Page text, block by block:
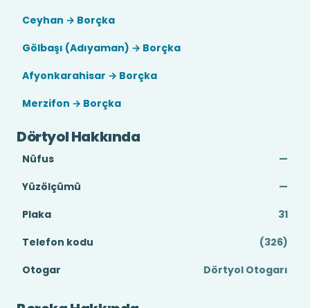
Ceyhan → Borçka
Gölbaşı (Adıyaman) → Borçka
Afyonkarahisar → Borçka
Merzifon → Borçka
Dörtyol Hakkında
Nüfus
—
Yüzölçümü
—
Plaka
31
Telefon kodu
(326)
Otogar
Dörtyol Otogarı